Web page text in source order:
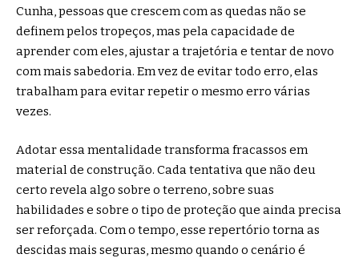
Cunha, pessoas que crescem com as quedas não se
definem pelos tropeços, mas pela capacidade de
aprender com eles, ajustar a trajetória e tentar de novo
com mais sabedoria. Em vez de evitar todo erro, elas
trabalham para evitar repetir o mesmo erro várias
vezes.
Adotar essa mentalidade transforma fracassos em
material de construção. Cada tentativa que não deu
certo revela algo sobre o terreno, sobre suas
habilidades e sobre o tipo de proteção que ainda precisa
ser reforçada. Com o tempo, esse repertório torna as
descidas mais seguras, mesmo quando o cenário é